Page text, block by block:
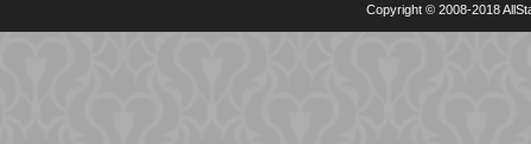
Copyright © 2008-2018